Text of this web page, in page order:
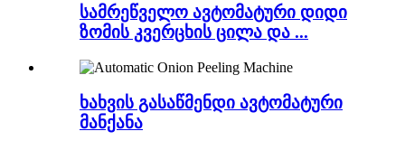
სამრეწველო ავტომატური დიდი
ზომის კვერცხის ცილა და ...
ხახვის გასაწმენდი ავტომატური
მანქანა